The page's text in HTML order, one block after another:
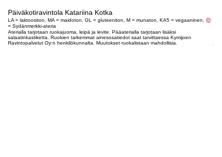
Päiväkotiravintola Katariina Kotka
LA = laktoositon, MA = maidoton, GL = gluteeniton, M = munaton, KA5 = vegaaninen,
= Sydänmerkki-ateria
Aterialla tarjotaan ruokajuoma, leipä ja levite. Pääaterialla tarjotaan lisäksi
salaatinkastiketta. Ruokien tarkemmat ainesosatiedot saat tarvittaessa Kymijoen
Ravintopalvelut Oy:n henkilökunnalta. Muutokset ruokalistaan mahdollisia.